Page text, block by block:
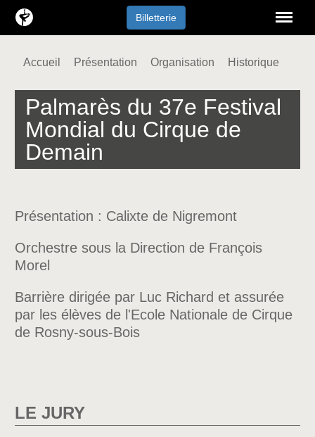
Billetterie
Accueil Présentation Organisation Historique
Palmarès du 37e Festival
Mondial du Cirque de
Demain
Présentation : Calixte de Nigremont
Orchestre sous la Direction de François
Morel
Barrière dirigée par Luc Richard et assurée
par les élèves de l'Ecole Nationale de Cirque
de Rosny-sous-Bois
LE JURY